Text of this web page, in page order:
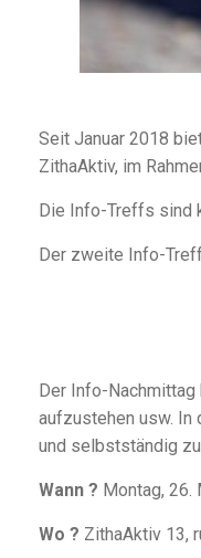
Seit Januar 2018
ZithaAktiv, im
Die Info-Treffs sind
Der zweite Info-
Der Info-
aufzustehen usw. In
und selbstständig
Wann ? Montag, 26.
Wo ? ZithaAktiv 13,